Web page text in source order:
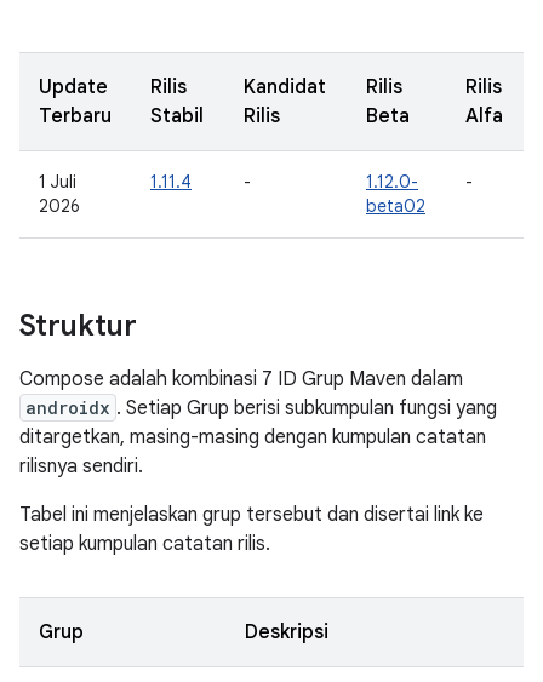
Update
Terbaru
Rilis
Stabil
Kandidat
Rilis
Rilis
Beta
Rilis
Alfa
1 Juli
2026
1.11.4 -
1.12.0-
beta02
-
Struktur
Compose adalah kombinasi 7 ID Grup Maven dalam
androidx . Setiap Grup berisi subkumpulan fungsi yang
ditargetkan, masing-masing dengan kumpulan catatan
rilisnya sendiri.
Tabel ini menjelaskan grup tersebut dan disertai link ke
setiap kumpulan catatan rilis.
Grup Deskripsi